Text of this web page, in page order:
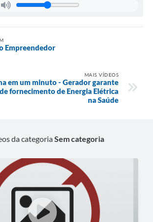
de Privacidade
Empreendedor
MAIS VÍDEOS
em um minuto - Gerador garante
fornecimento de Energia Elétrica
na Saúde
da categoriaSem categoria